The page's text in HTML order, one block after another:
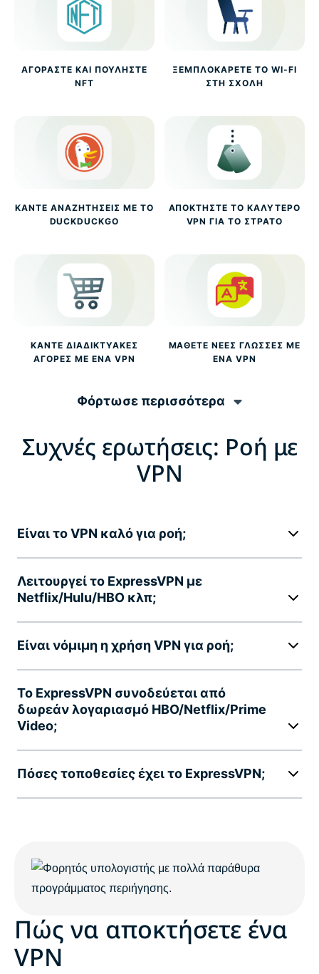
ΑΓΟΡΆΣΤΕ ΚΑΙ ΠΟΥΛΉΣΤΕ
NFT
ΞΕΜΠΛΟΚΆΡΕΤΕ ΤΟ WI-FI
ΣΤΗ ΣΧΟΛΉ
ΚΆΝΤΕ ΑΝΑΖΗΤΉΣΕΙΣ ΜΕ ΤΟ
DUCKDUCKGO
ΑΠΟΚΤΉΣΤΕ ΤΟ ΚΑΛΎΤΕΡΟ
VPN ΓΙΑ ΤΟ ΣΤΡΑΤΌ
ΚΆΝΤΕ ΔΙΑΔΙΚΤΥΑΚΈΣ
ΑΓΟΡΈΣ ΜΕ ΈΝΑ VPN
ΜΆΘΕΤΕ ΝΈΕΣ ΓΛΏΣΣΕΣ ΜΕ
ΈΝΑ VPN
Φόρτωσε περισσότερα
Συχνές ερωτήσεις: Ροή με
VPN
Είναι το VPN καλό για ροή;
Λειτουργεί το ExpressVPN με
Netflix/Hulu/HBO κλπ;
Είναι νόμιμη η χρήση VPN για ροή;
Το ExpressVPN συνοδεύεται από
δωρεάν λογαριασμό HBO/Netflix/Prime
Video;
Πόσες τοποθεσίες έχει το ExpressVPN;
Πώς να αποκτήσετε ένα
VPN